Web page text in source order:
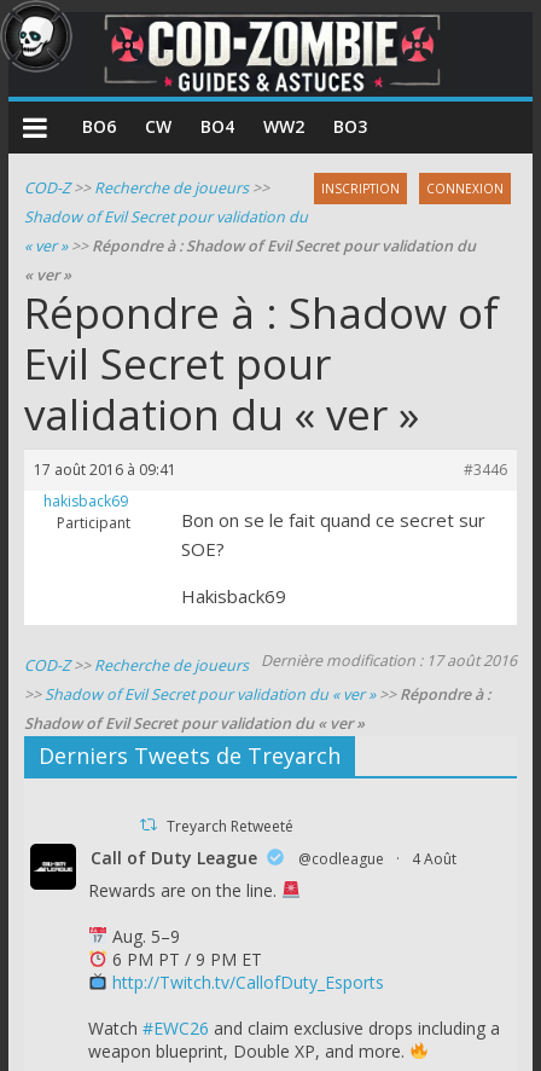
COD
Zombie
Guides
et
astuces
pour
le
mode
zombie
de
Call
Duty
BO6 CW BO4 WW2 BO3
INSCRIPTION CONNEXION
COD-Z>>Recherche de joueurs>>
Shadow of Evil Secret pour validation du
« ver »>>Répondre à : Shadow of Evil Secret pour validation du
« ver »
Répondre à : Shadow of
Evil Secret pour
validation du « ver »
17 août 2016 à 09:41
#3446
hakisback69
Participant
Bon on se le fait quand ce secret sur
SOE?
Hakisback69
Dernière modification : 17 août 2016
COD-Z>>Recherche de joueurs
>>Shadow of Evil Secret pour validation du « ver »>>Répondre à :
Shadow of Evil Secret pour validation du « ver »
Derniers Tweets de Treyarch
Treyarch Retweeté
Call of Duty League @codleague · 4 Août
Rewards are on the line.
Aug. 5–9
6 PM PT / 9 PM ET
http://Twitch.tv/CallofDuty_Esports
Watch #EWC26 and claim exclusive drops including a
weapon blueprint, Double XP, and more.